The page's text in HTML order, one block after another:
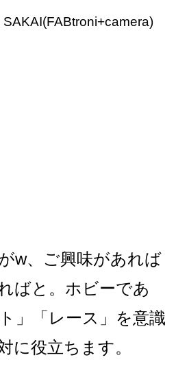
w、ご興味があれば
ばと。ホビーであ
」「レース」を意識
に役立ちます。